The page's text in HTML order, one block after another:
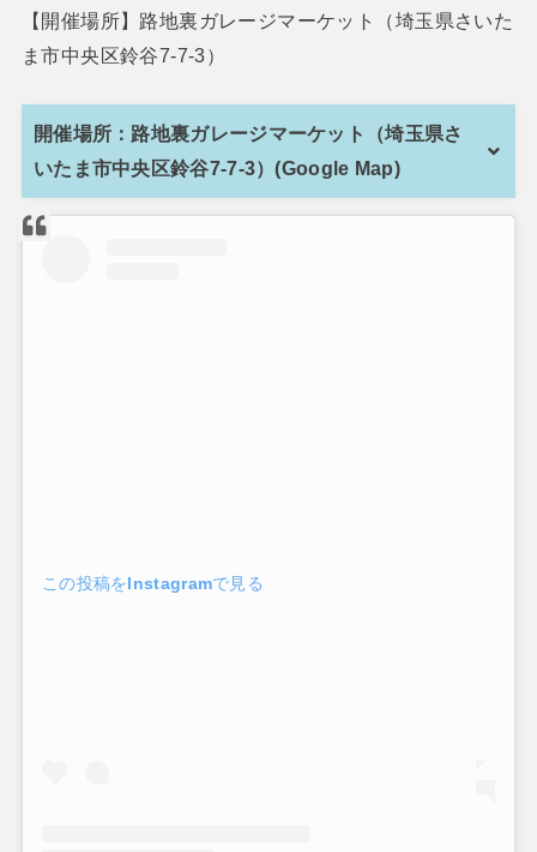
【開催場所】路地裏ガレージマーケット（埼玉県さいた
ま市中央区鈴谷7-7-3）
開催場所：路地裏ガレージマーケット（埼玉県さ
いたま市中央区鈴谷7-7-3）(Google Map)
この投稿をInstagramで見る